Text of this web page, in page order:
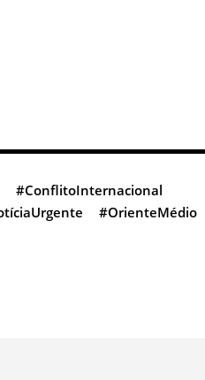
#ConflitoInternacional
#OrienteMédio